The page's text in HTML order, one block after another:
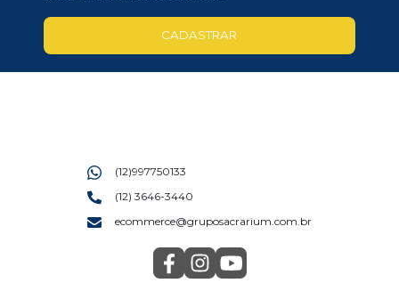
CADASTRAR
(12)997750133
(12) 3646-3440
ecommerce@gruposacrarium.com.br